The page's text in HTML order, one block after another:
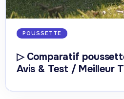
POUSSETTE
▷ Comparatif
Avis & Test / Meilleur